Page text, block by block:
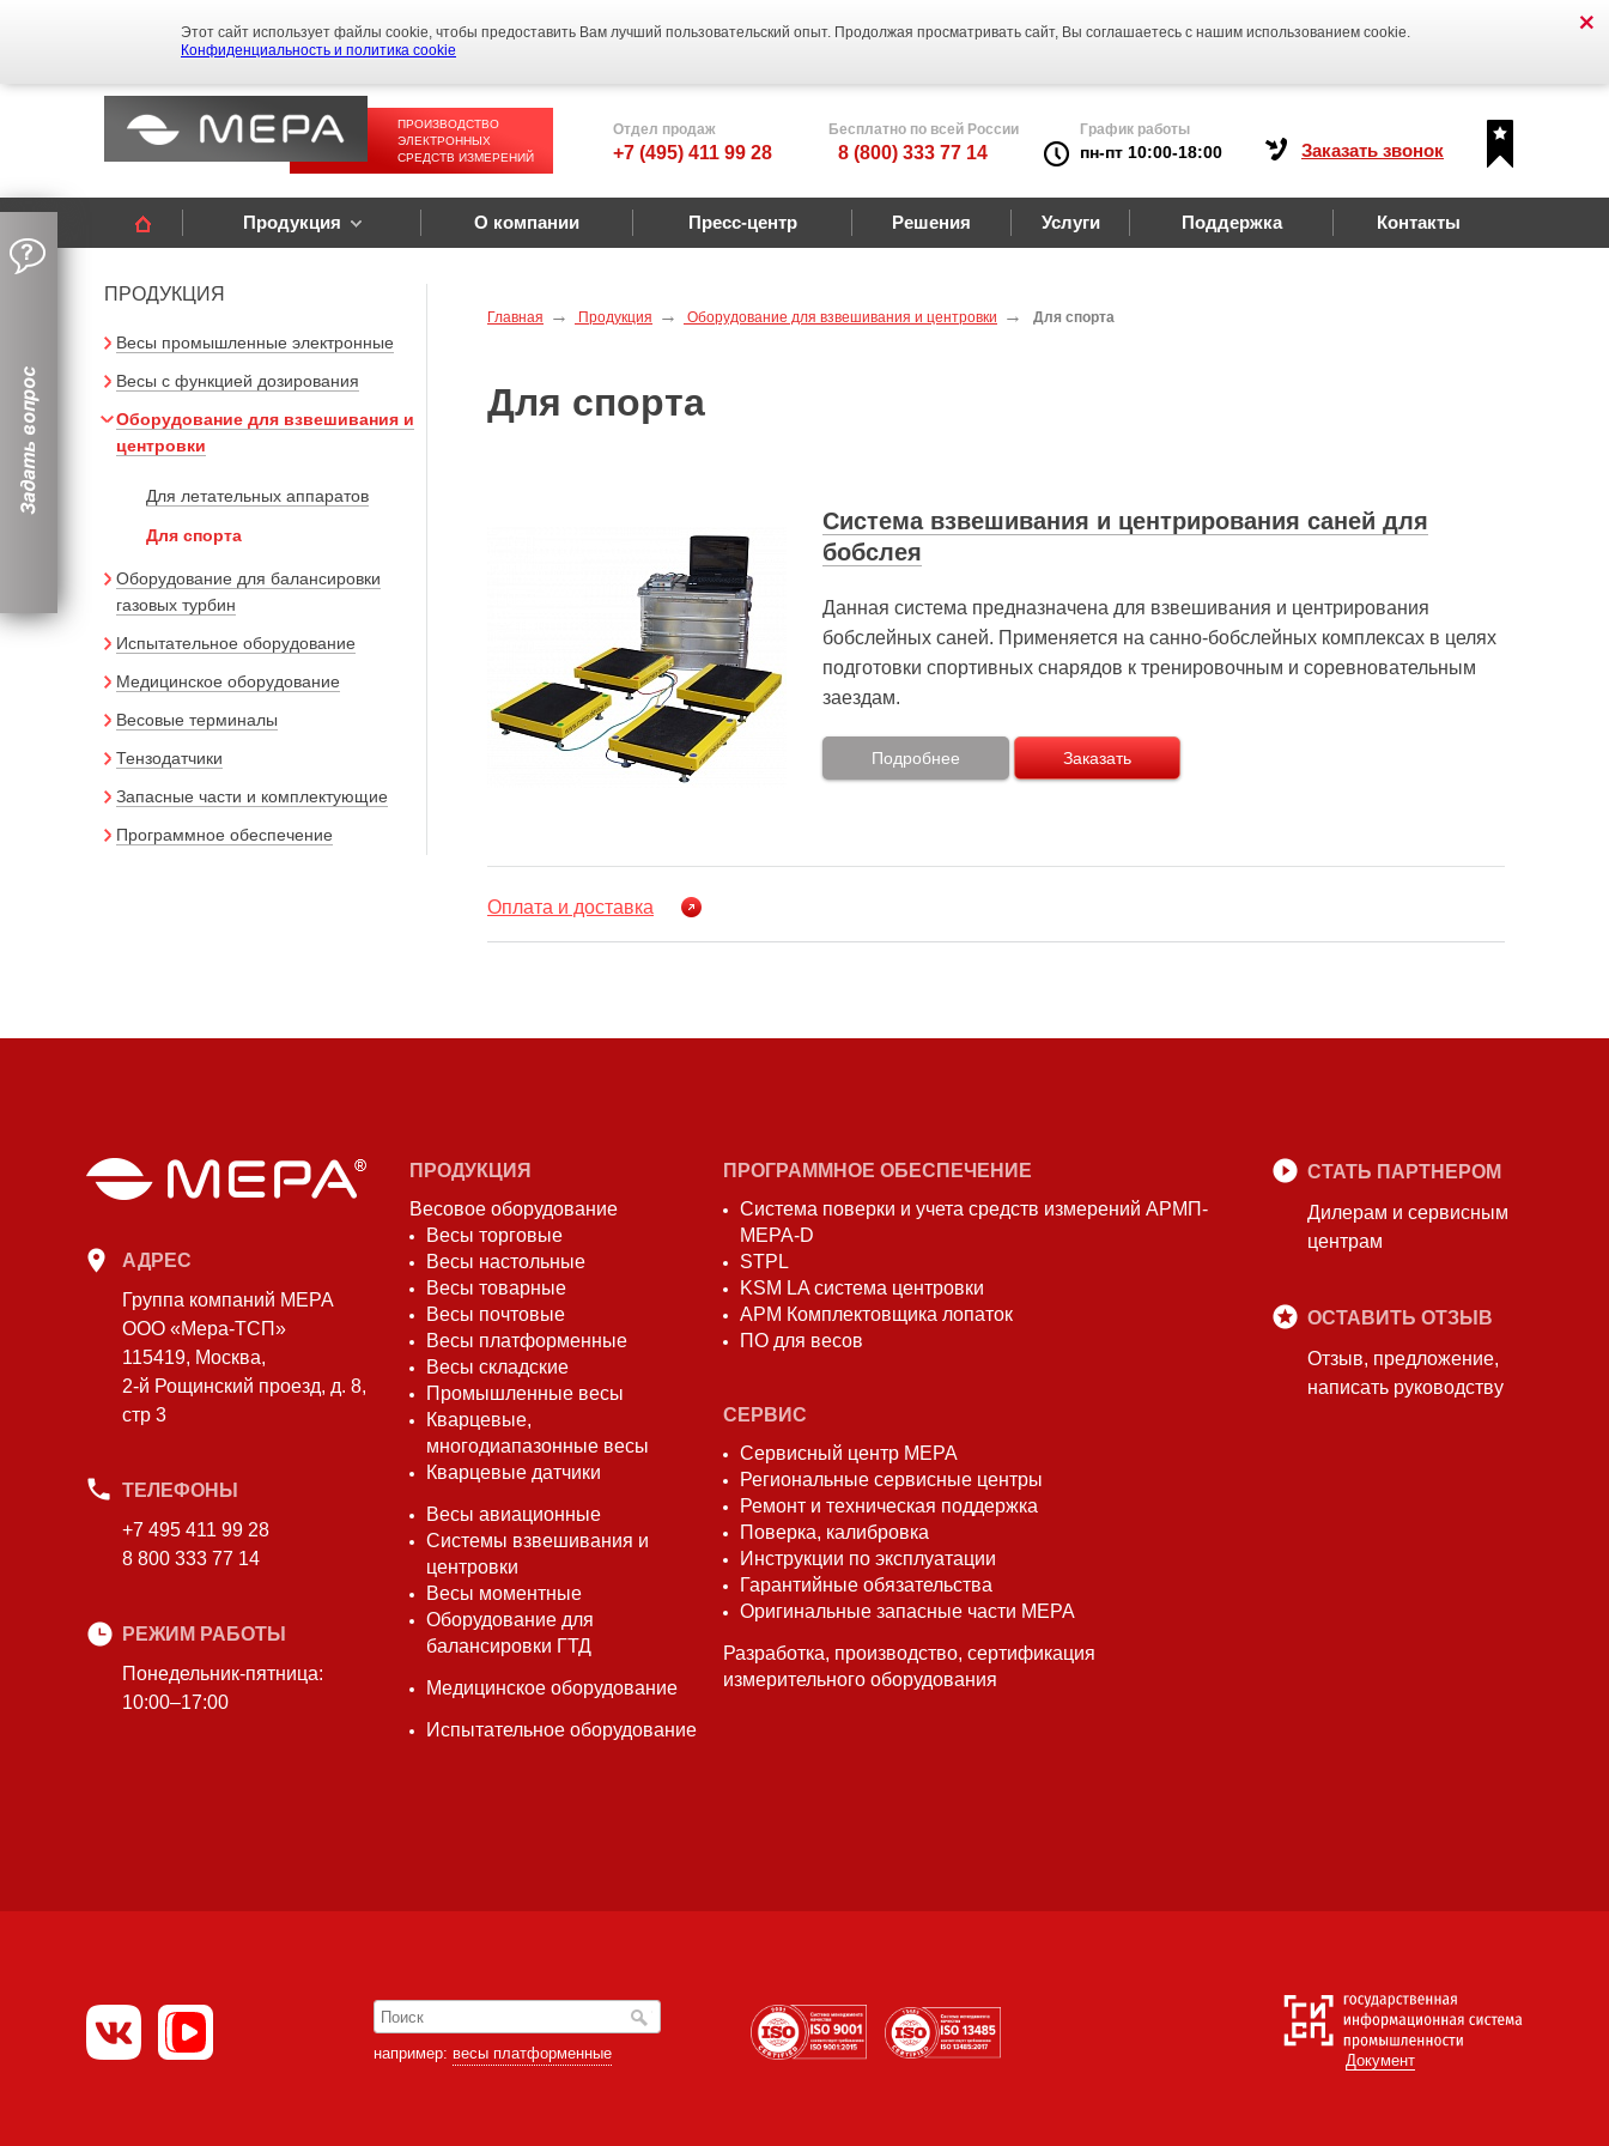
Этот сайт использует файлы cookie, чтобы предоставить Вам лучший пользовательский опыт. Продолжая просматривать сайт, Вы соглашаетесь с нашим использованием cookie.
Конфиденциальность и политика cookie
ПРОИЗВОДСТВО
ЭЛЕКТРОННЫХ
СРЕДСТВ ИЗМЕРЕНИЙ
Отдел продаж
+7 (495) 411 99 28
Бесплатно по всей России
8 (800) 333 77 14
График работы
пн-пт 10:00-18:00 Заказать звонок
Продукция О компании Пресс-центр Решения Услуги Поддержка Контакты
ПРОДУКЦИЯ
Весы промышленные электронные
Весы с функцией дозирования
Оборудование для взвешивания и
центровки
Для летательных аппаратов
Для спорта
Оборудование для балансировки
газовых турбин
Испытательное оборудование
Медицинское оборудование
Весовые терминалы
Тензодатчики
Запасные части и комплектующие
Программное обеспечение
Главная Продукция Оборудование для взвешивания и центровки Для спорта
Для спорта
Система взвешивания и центрирования саней для
бобслея
Данная система предназначена для взвешивания и центрирования
бобслейных саней. Применяется на санно-бобслейных комплексах в целях
подготовки спортивных снарядов к тренировочным и соревновательным
заездам.
Подробнее Заказать
Оплата и доставка
АДРЕС
Группа компаний МЕРА
ООО «Мера-ТСП»
115419, Москва,
2-й Рощинский проезд, д. 8,
стр 3
ТЕЛЕФОНЫ
+7 495 411 99 28
8 800 333 77 14
РЕЖИМ РАБОТЫ
Понедельник-пятница:
10:00–17:00
ПРОДУКЦИЯ
Весовое оборудование
Весы торговые
Весы настольные
Весы товарные
Весы почтовые
Весы платформенные
Весы складские
Промышленные весы
Кварцевые,
многодиапазонные весы
Кварцевые датчики
Весы авиационные
Системы взвешивания и
центровки
Весы моментные
Оборудование для
балансировки ГТД
Медицинское оборудование
Испытательное оборудование
ПРОГРАММНОЕ ОБЕСПЕЧЕНИЕ
Система поверки и учета средств измерений АРМП-
МЕРА-D
STPL
KSM LA система центровки
АРМ Комплектовщика лопаток
ПО для весов
СЕРВИС
Сервисный центр МЕРА
Региональные сервисные центры
Ремонт и техническая поддержка
Поверка, калибровка
Инструкции по эксплуатации
Гарантийные обязательства
Оригинальные запасные части МЕРА
Разработка, производство, сертификация
измерительного оборудования
СТАТЬ ПАРТНЕРОМ
Дилерам и сервисным
центрам
ОСТАВИТЬ ОТЗЫВ
Отзыв, предложение,
написать руководству
например: весы платформенные Документ